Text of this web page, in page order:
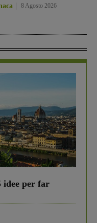
8 Agosto 2026
idee per far